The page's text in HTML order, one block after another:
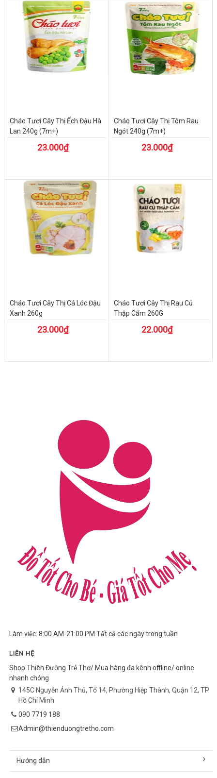
Cháo Tươi Cây Thị Ếch Đậu Hà
Lan 240g (7m+)
23.000₫
Cháo Tươi Cây Thị Tôm Rau
Ngót 240g (7m+)
23.000₫
Cháo Tươi Cây Thị Cá Lóc Đậu
Xanh 260g
23.000₫
Cháo Tươi Cây Thị Rau Củ
Thập Cẩm 260G
22.000₫
Làm việc: 8:00 AM-21:00 PM Tất cả các ngày trong tuần
LIÊN HỆ
Shop Thiên Đường Trẻ Thơ/ Mua hàng đa kênh offline/ online
nhanh chóng
145C Nguyễn Ảnh Thủ, Tổ 14, Phường Hiệp Thành, Quận 12, TP.
Hồ Chí Minh
090 7719 188
Admin@thienduongtretho.com
Hướng dẫn